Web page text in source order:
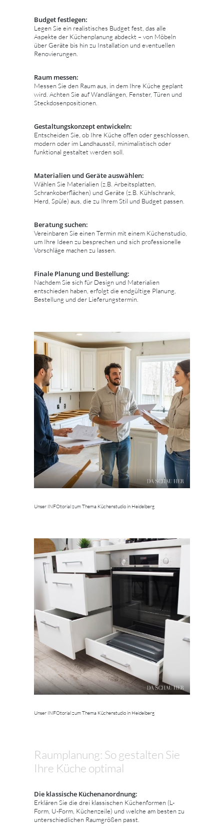
Budget festlegen:
Legen Sie ein realistisches Budget fest, das alle
Aspekte der Küchenplanung abdeckt – von Möbeln
über Geräte bis hin zu Installation und eventuellen
Renovierungen.
Raum messen:
Messen Sie den Raum aus, in dem Ihre Küche geplant
wird. Achten Sie auf Wandlängen, Fenster, Türen und
Steckdosenpositionen.
Gestaltungskonzept entwickeln:
Entscheiden Sie, ob Ihre Küche offen oder geschlossen,
modern oder im Landhausstil, minimalistisch oder
funktional gestaltet werden soll.
Materialien und Geräte auswählen:
Wählen Sie Materialien (z.B. Arbeitsplatten,
Schrankoberflächen) und Geräte (z.B. Kühlschrank,
Herd, Spüle) aus, die zu Ihrem Stil und Budget passen.
Beratung suchen:
Vereinbaren Sie einen Termin mit einem Küchenstudio,
um Ihre Ideen zu besprechen und sich professionelle
Vorschläge machen zu lassen.
Finale Planung und Bestellung:
Nachdem Sie sich für Design und Materialien
entschieden haben, erfolgt die endgültige Planung,
Bestellung und der Lieferungstermin.
Unser INFOtorial zum Thema Küchenstudio in Heidelberg
Unser INFOtorial zum Thema Küchenstudio in Heidelberg
Raumplanung: So gestalten Sie
Ihre Küche optimal
Die klassische Küchenanordnung:
Erklären Sie die drei klassischen Küchenformen (L-
Form, U-Form, Küchenzeile) und welche am besten zu
unterschiedlichen Raumgrößen passt.